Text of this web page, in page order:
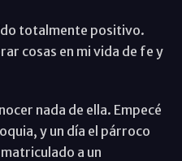
totalmente positivo.
cosas en mi vida de fe y
nada de ella. Empecé
y un día el párroco
a un